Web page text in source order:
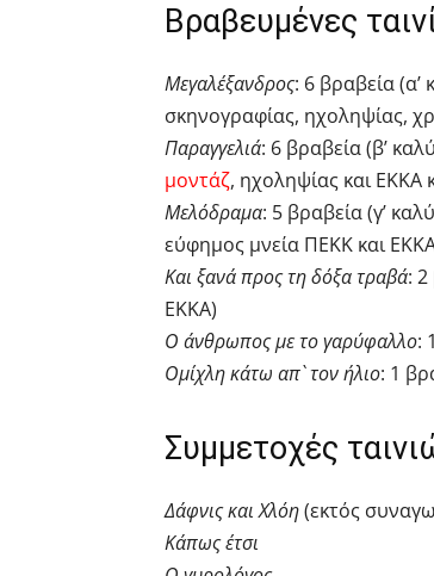
Βραβευμένες
Μεγαλέξανδρος: 6 βραβεία (α’
σκηνογραφίας, ηχοληψίας,
Παραγγελιά: 6 βραβεία (β’
μοντάζ, ηχοληψίας και ΕΚΚΑ
Μελόδραμα: 5 βραβεία (γ’
εύφημος μνεία ΠΕΚΚ και
Και ξανά προς τη δόξα τραβά:
ΕΚΚΑ)
Ο άνθρωπος με το γαρύφαλλο:
Ομίχλη κάτω απ` τον ήλιο: 1
Συμμετοχές
Δάφνις και Χλόη(εκτός
Κάπως έτσι